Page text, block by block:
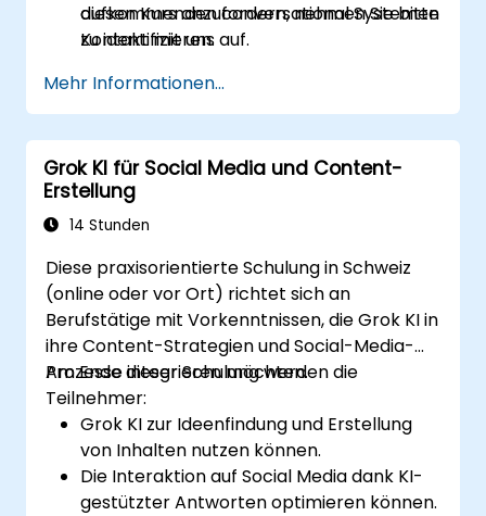
aufkommenden conversational Systemen
zu identifizieren.
diesen Kurs anzufordern, nehmen Sie bitte
Kontakt mit uns auf.
Mehr Informationen...
Grok KI für Social Media und Content-
Erstellung
14 Stunden
Diese praxisorientierte Schulung in Schweiz
(online oder vor Ort) richtet sich an
Berufstätige mit Vorkenntnissen, die Grok KI in
ihre Content-Strategien und Social-Media-
Prozesse integrieren möchten.
Am Ende dieser Schulung werden die
Teilnehmer:
Grok KI zur Ideenfindung und Erstellung
von Inhalten nutzen können.
Die Interaktion auf Social Media dank KI-
gestützter Antworten optimieren können.